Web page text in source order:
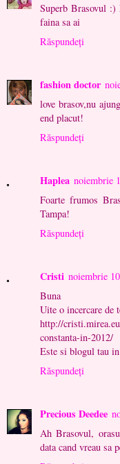
Superb Brasovul :)
faina sa ai
Răspundeți
fashion doctor
love brasov,nu
end placut!
Răspundeți
Haplea noiembrie
Foarte frumos
Tampa!
Răspundeți
Cristi noiembrie
Buna
Uite o incercare de
http://
constanta-in-2012/
Este si blogul tau
Răspundeți
Precious Deedee
Ah Brasovul,
data cand vreau sa